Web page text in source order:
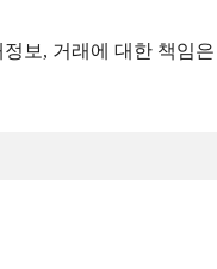
보, 거래에 대한 책임